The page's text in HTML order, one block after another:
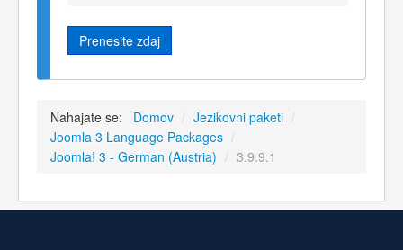
Prenesite zdaj
Nahajate se: Domov / Jezikovni paketi /
Joomla 3 Language Packages /
Joomla! 3 - German (Austria) / 3.9.9.1